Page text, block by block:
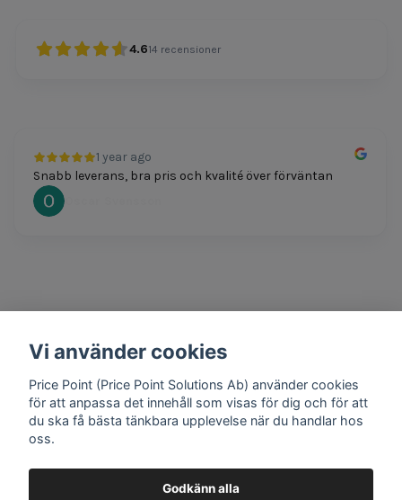
4.614 recensioner
1 year ago
Snabb leverans, bra pris och kvalité över förväntan
Oscar Svensson
1 year ago
Mathias Johansson
Vi använder cookies
Price Point (Price Point Solutions Ab) använder cookies
för att anpassa det innehåll som visas för dig och för att
du ska få bästa tänkbara upplevelse när du handlar hos
oss.
Godkänn alla